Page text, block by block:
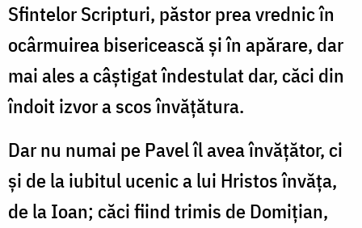
Sfintelor Scripturi, păstor prea vrednic în
ocârmuirea bisericească și în apărare, dar
mai ales a câștigat îndestulat dar, căci din
îndoit izvor a scos învățătura.
Dar nu numai pe Pavel îl avea învățător, ci
și de la iubitul ucenic a lui Hristos învăța,
de la Ioan; căci fiind trimis de Domițian,